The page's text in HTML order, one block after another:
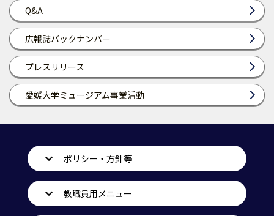
Q&A
広報誌バックナンバー
プレスリリース
愛媛大学ミュージアム事業活動
ポリシー・方針等
教職員用メニュー